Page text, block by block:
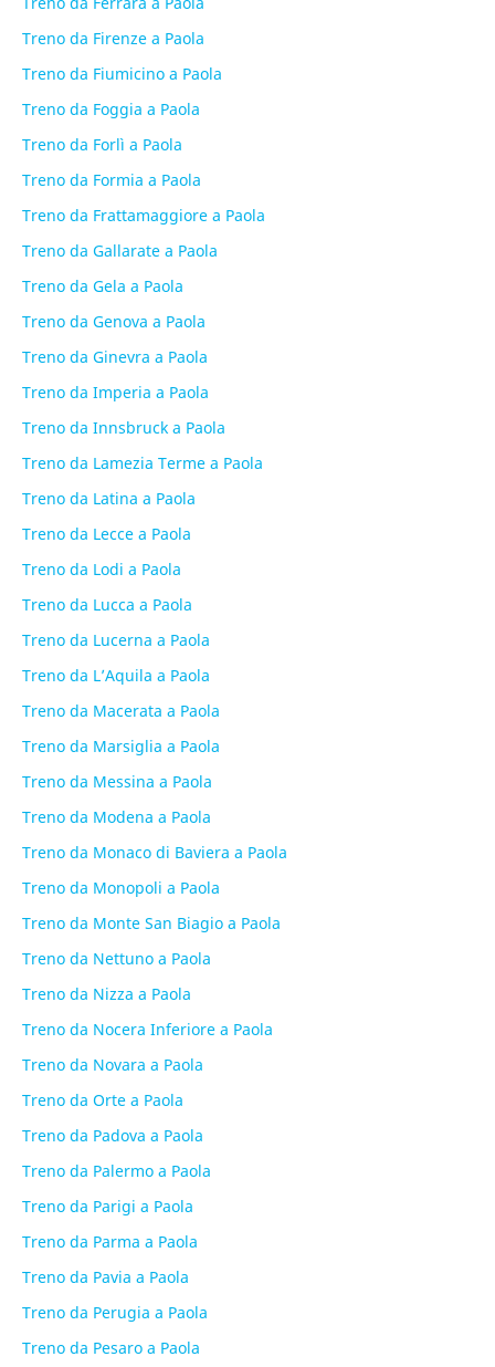
Treno da Firenze a Paola
Treno da Fiumicino a Paola
Treno da Foggia a Paola
Treno da Forlì a Paola
Treno da Formia a Paola
Treno da Frattamaggiore a Paola
Treno da Gallarate a Paola
Treno da Gela a Paola
Treno da Genova a Paola
Treno da Ginevra a Paola
Treno da Imperia a Paola
Treno da Innsbruck a Paola
Treno da Lamezia Terme a Paola
Treno da Latina a Paola
Treno da Lecce a Paola
Treno da Lodi a Paola
Treno da Lucca a Paola
Treno da Lucerna a Paola
Treno da L’Aquila a Paola
Treno da Macerata a Paola
Treno da Marsiglia a Paola
Treno da Messina a Paola
Treno da Modena a Paola
Treno da Monaco di Baviera a Paola
Treno da Monopoli a Paola
Treno da Monte San Biagio a Paola
Treno da Nettuno a Paola
Treno da Nizza a Paola
Treno da Nocera Inferiore a Paola
Treno da Novara a Paola
Treno da Orte a Paola
Treno da Padova a Paola
Treno da Palermo a Paola
Treno da Parigi a Paola
Treno da Parma a Paola
Treno da Pavia a Paola
Treno da Perugia a Paola
Treno da Pesaro a Paola